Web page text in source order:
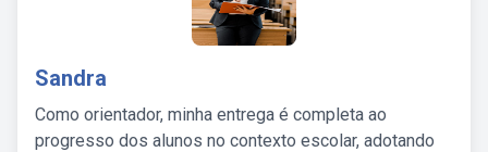
Sandra
Como orientador, minha entrega é completa ao
progresso dos alunos no contexto escolar, adotando